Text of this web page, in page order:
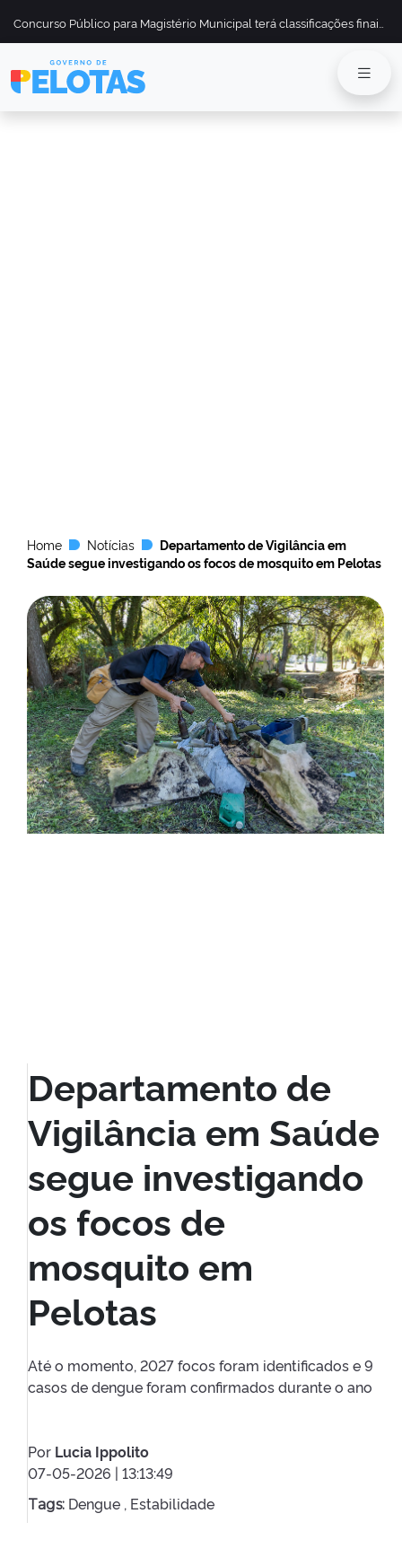
Home Notícias
Departamento de Vigilância em
Saúde segue investigando os focos de mosquito em Pelotas
Departamento de
Vigilância em Saúde
segue investigando
os focos de
mosquito em
Pelotas
Até o momento, 2027 focos foram identificados e 9
casos de dengue foram confirmados durante o ano
Por Lucia Ippolito
07-05-2026 | 13:13:49
Tags: Dengue , Estabilidade